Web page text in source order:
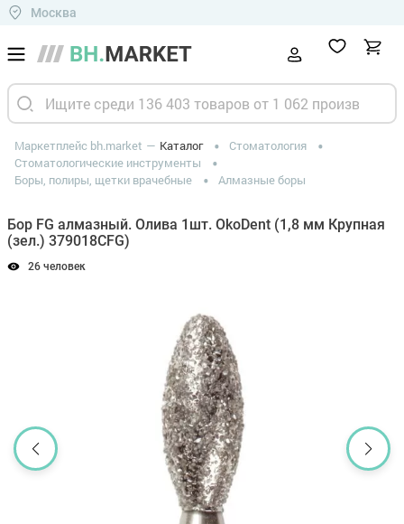
Москва
Маркетплейс bh.market Каталог
Стоматология
Стоматологические инструменты
Боры, полиры, щетки врачебные
Алмазные боры
Бор FG алмазный. Олива 1шт. OkoDent (1,8 мм Крупная
(зел.) 379018CFG)
26 человек